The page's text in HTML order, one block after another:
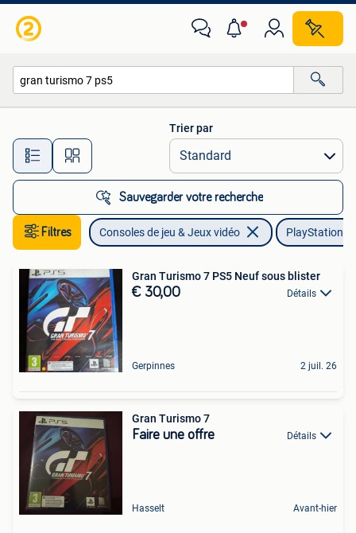
Toutes les distances…
Trier par
Sauvegarder votre recherche
Filtres Consoles de jeu & Jeux vidéo PlayStation 5
Gran Turismo 7 PS5 Neuf sous blister
€ 30,00 Détails
Gerpinnes 2 juil. 26
Gran Turismo 7
Faire une offre Détails
Hasselt Avant-hier